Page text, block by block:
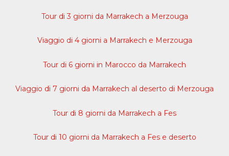
Tour di 3 giorni da Marrakech a Merzouga
Viaggio di 4 giorni a Marrakech e Merzouga
Tour di 6 giorni in Marocco da Marrakech
Viaggio di 7 giorni da Marrakech al deserto di Merzouga
Tour di 8 giorni da Marrakech a Fes
Tour di 10 giorni da Marrakech a Fes e deserto